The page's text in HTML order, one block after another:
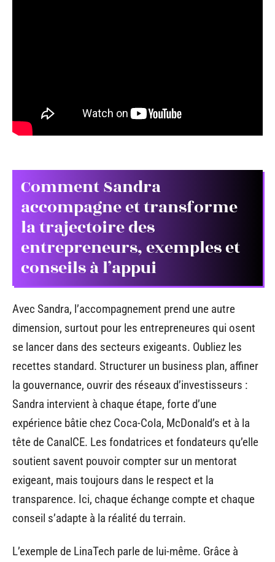
Comment Sandra
accompagne et transforme
la trajectoire des
entrepreneurs, exemples et
conseils à l’appui
Avec Sandra, l’accompagnement prend une autre
dimension, surtout pour les entrepreneures qui osent
se lancer dans des secteurs exigeants. Oubliez les
recettes standard. Structurer un business plan, affiner
la gouvernance, ouvrir des réseaux d’investisseurs :
Sandra intervient à chaque étape, forte d’une
expérience bâtie chez Coca-Cola, McDonald’s et à la
tête de CanalCE. Les fondatrices et fondateurs qu’elle
soutient savent pouvoir compter sur un mentorat
exigeant, mais toujours dans le respect et la
transparence. Ici, chaque échange compte et chaque
conseil s’adapte à la réalité du terrain.
L’exemple de LinaTech parle de lui-même. Grâce à